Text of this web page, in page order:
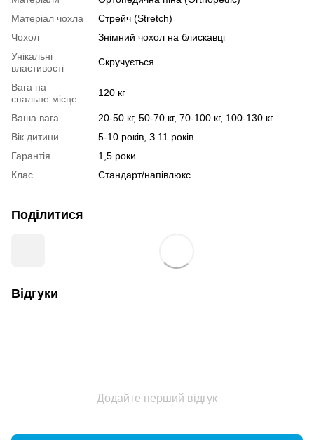
Матеріал чохла
Стрейч (Stretch)
Чохол
Знімний чохол на блискавці
Унікальні
властивості
Скручується
Вага на
спальне місце
120 кг
Ваша вага
20-50 кг, 50-70 кг, 70-100 кг, 100-130 кг
Вік дитини
5-10 років, З 11 років
Гарантія
1,5 роки
Клас
Стандарт/напівлюкс
Поділитися
Відгуки
Додайте перший відгук